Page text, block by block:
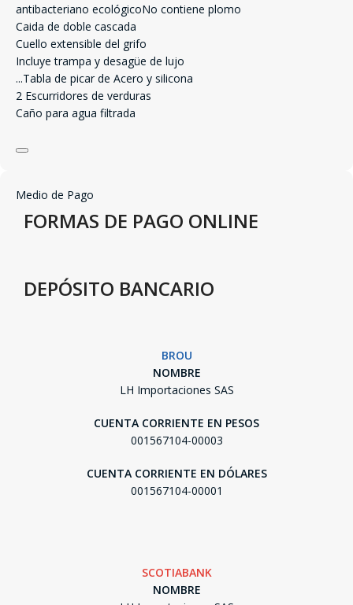
antibacteriano ecológicoNo contiene plomo
Caida de doble cascada
Cuello extensible del grifo
Incluye trampa y desagüe de lujo
...Tabla de picar de Acero y silicona
2 Escurridores de verduras
Caño para agua filtrada
Medio de Pago
FORMAS DE PAGO ONLINE
DEPÓSITO BANCARIO
BROU
NOMBRE
LH Importaciones SAS
CUENTA CORRIENTE EN PESOS
001567104-00003
CUENTA CORRIENTE EN DÓLARES
001567104-00001
SCOTIABANK
NOMBRE